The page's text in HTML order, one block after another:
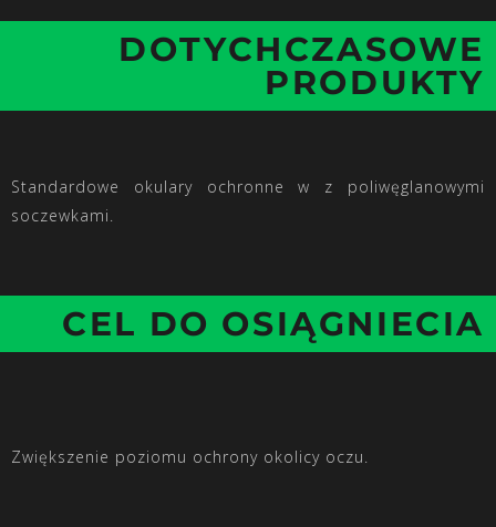
DOTYCHCZASOWE
PRODUKTY
Standardowe okulary ochronne w z poliwęglanowymi
soczewkami.
CEL DO OSIĄGNIECIA
Zwiększenie poziomu ochrony okolicy oczu.